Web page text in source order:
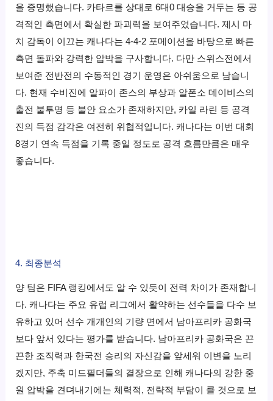
을 증명했습니다. 카타르를 상대로 6대0 대승을 거두는 등 공
격적인 측면에서 확실한 파괴력을 보여주었습니다. 제시 마
치 감독이 이끄는 캐나다는 4-4-2 포메이션을 바탕으로 빠른
측면 돌파와 강력한 압박을 구사합니다. 다만 스위스전에서
보여준 전반전의 수동적인 경기 운영은 아쉬움으로 남습니
다. 현재 수비진에 알파이 존스의 부상과 알폰소 데이비스의
출전 불투명 등 불안 요소가 존재하지만, 카일 라린 등 공격
진의 득점 감각은 여전히 위협적입니다. 캐나다는 이번 대회
8경기 연속 득점을 기록 중일 정도로 공격 흐름만큼은 매우
좋습니다.
4. 최종분석
양 팀은 FIFA 랭킹에서도 알 수 있듯이 전력 차이가 존재합니
다. 캐나다는 주요 유럽 리그에서 활약하는 선수들을 다수 보
유하고 있어 선수 개개인의 기량 면에서 남아프리카 공화국
보다 앞서 있다는 평가를 받습니다. 남아프리카 공화국은 끈
끈한 조직력과 한국전 승리의 자신감을 앞세워 이변을 노리
겠지만, 주축 미드필더들의 결장으로 인해 캐나다의 강한 중
원 압박을 견뎌내기에는 체력적, 전략적 부담이 클 것으로 보